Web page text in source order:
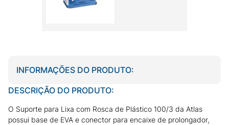
INFORMAÇÕES DO PRODUTO:
DESCRIÇÃO DO PRODUTO:
O Suporte para Lixa com Rosca de Plástico 100/3 da Atlas
possui base de EVA e conector para encaixe de prolongador,